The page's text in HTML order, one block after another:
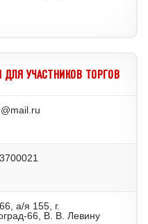
УЧАСТНИКОВ ТОРГОВ
а/я 155, г.
66, В. В. Левину